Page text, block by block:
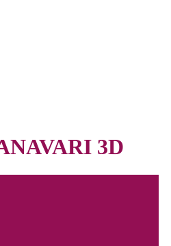
3D